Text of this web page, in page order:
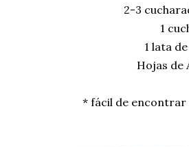
2-3
1
1 lata
Hojas de
* fácil de encontrar